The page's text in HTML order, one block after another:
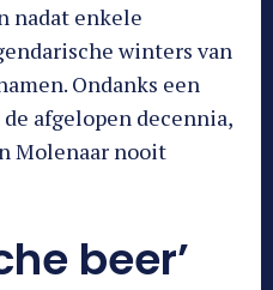
nadat enkele
winters van
Ondanks een
afgelopen decennia,
Molenaar nooit
beer’